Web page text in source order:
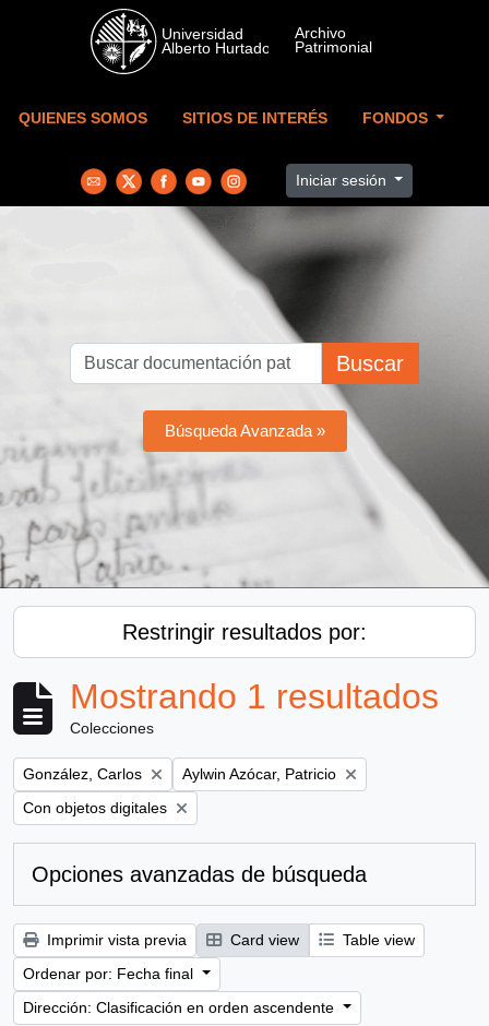
Skip to main content
QUIENES SOMOS SITIOS DE INTERÉS FONDOS
Iniciar sesión
Buscar
Búsqueda Avanzada »
Restringir resultados por:
Mostrando 1 resultados
Colecciones
Remove filter:
González, Carlos Remove filter:
Aylwin Azócar, Patricio
Remove filter:
Con objetos digitales
Opciones avanzadas de búsqueda
Imprimir vista previa Card view
Table view
Ordenar por: Fecha final
Dirección: Clasificación en orden ascendente